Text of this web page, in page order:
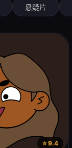
悬疑片
⭐ 9.4